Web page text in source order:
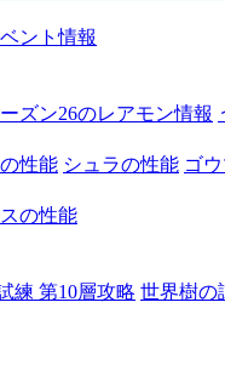
ント情報
ズン26のレアモン情報
性能 シュラの性能 ゴ
の性能
練 第10層攻略 世界樹の